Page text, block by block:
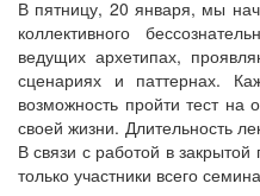
В пятницу, 20 января, мы
коллективного
ведущих архетипах,
сценариях и паттернах.
возможность пройти тест на
своей жизни. Длительность
В связи с работой в
только участники всего